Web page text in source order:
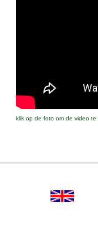
klik op de foto om de video te